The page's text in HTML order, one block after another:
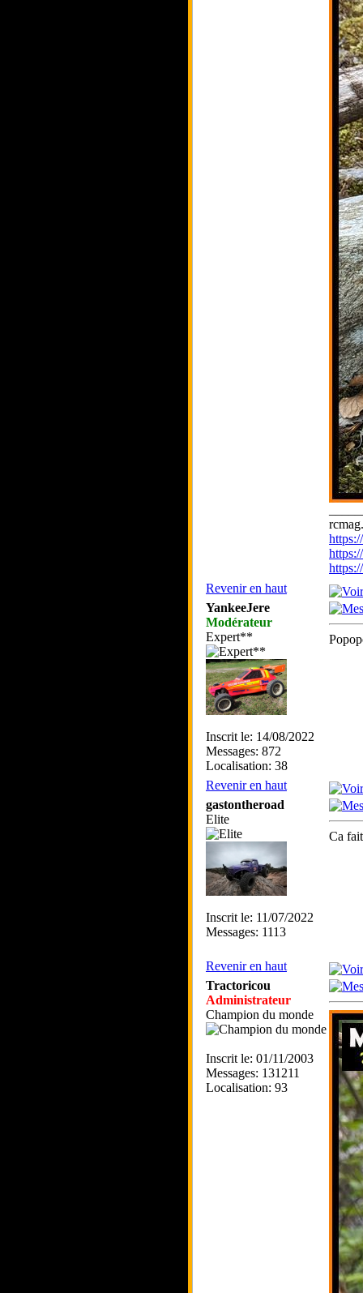
Revenir en haut
YankeeJere
Modérateur
Expert**
Inscrit le: 14/08/2022
Messages: 872
Localisation: 38
Revenir en haut
gastontheroad
Elite
Inscrit le: 11/07/2022
Messages: 1113
Ca
Revenir en haut
Tractoricou
Administrateur
Champion du monde
Inscrit le: 01/11/2003
Messages: 131211
Localisation: 93